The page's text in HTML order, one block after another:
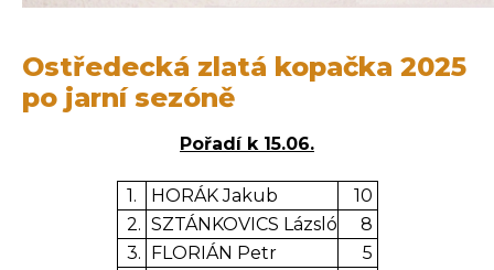
Ostředecká zlatá kopačka 2025
po jarní sezóně
Pořadí k 15.06.
1. HORÁK Jakub
10
2. SZTÁNKOVICS Lázsló
8
3.
FLORIÁN Petr
5